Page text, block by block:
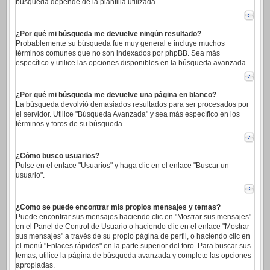
búsqueda depende de la plantilla utilizada.
¿Por qué mi búsqueda me devuelve ningún resultado?
Probablemente su búsqueda fue muy general e incluye muchos
términos comunes que no son indexados por phpBB. Sea más
específico y utilice las opciones disponibles en la búsqueda avanzada.
¿Por qué mi búsqueda me devuelve una página en blanco?
La búsqueda devolvió demasiados resultados para ser procesados por
el servidor. Utilice "Búsqueda Avanzada" y sea más específico en los
términos y foros de su búsqueda.
¿Cómo busco usuarios?
Pulse en el enlace "Usuarios" y haga clic en el enlace "Buscar un
usuario".
¿Como se puede encontrar mis propios mensajes y temas?
Puede encontrar sus mensajes haciendo clic en "Mostrar sus mensajes"
en el Panel de Control de Usuario o haciendo clic en el enlace "Mostrar
sus mensajes" a través de su propio página de perfil, o haciendo clic en
el menú "Enlaces rápidos" en la parte superior del foro. Para buscar sus
temas, utilice la página de búsqueda avanzada y complete las opciones
apropiadas.